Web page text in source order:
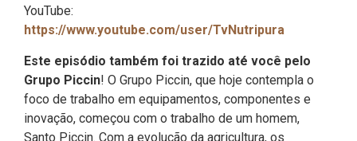
YouTube:
https://www.youtube.com/user/TvNutripura
Este episódio também foi trazido até você pelo
Grupo Piccin! O Grupo Piccin, que hoje contempla o
foco de trabalho em equipamentos, componentes e
inovação, começou com o trabalho de um homem,
Santo Piccin. Com a evolução da agricultura, os